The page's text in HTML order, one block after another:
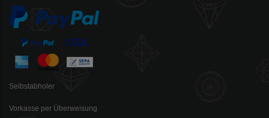
Selbstabholer
Vorkasse per Überweisung